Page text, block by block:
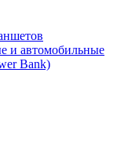
и автомобильные
Bank)